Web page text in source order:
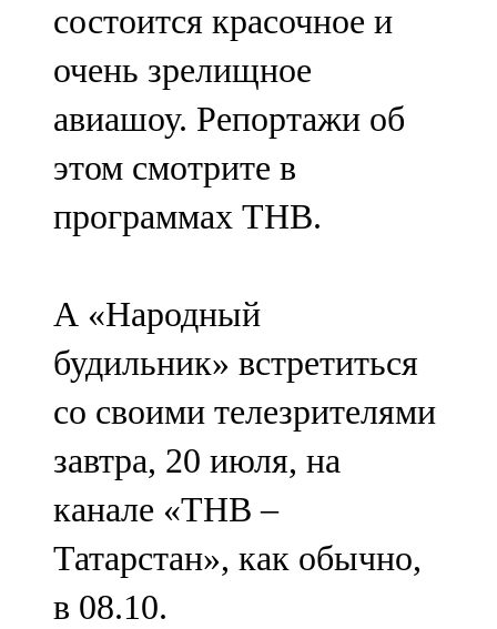
состоится красочное и
очень зрелищное
авиашоу. Репортажи об
этом смотрите в
программах ТНВ.
А «Народный
будильник» встретиться
со своими телезрителями
завтра, 20 июля, на
канале «ТНВ –
Татарстан», как обычно,
в 08.10.